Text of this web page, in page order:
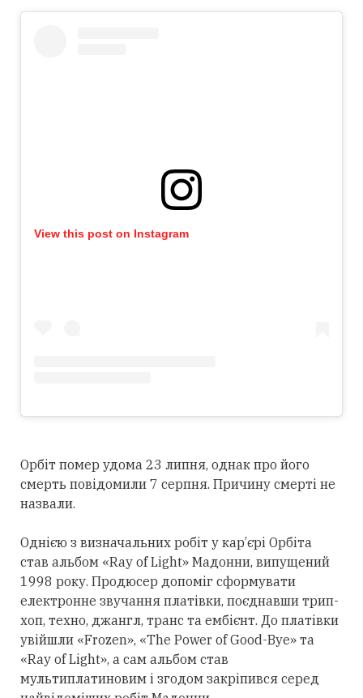
View this post on Instagram
Орбіт помер удома 23 липня, однак про його
смерть повідомили 7 серпня. Причину смерті не
назвали.
Однією з визначальних робіт у кар’єрі Орбіта
став альбом «Ray of Light» Мадонни, випущений
1998 року. Продюсер допоміг сформувати
електронне звучання платівки, поєднавши трип-
хоп, техно, джангл, транс та ембієнт. До платівки
увійшли «Frozen», «The Power of Good-Bye» та
«Ray of Light», а сам альбом став
мультиплатиновим і згодом закріпився серед